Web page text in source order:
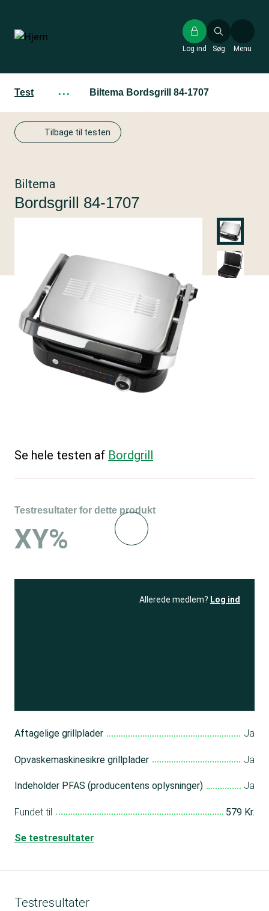
hovedindhold
Søg
Log ind Menu
Test ··· Biltema Bordsgrill 84-1707
Tilbage til testen
Biltema
Bordsgrill 84-1707
Se hele testen af Bordgrill
Testresultater for dette produkt
XY%
Allerede medlem? Log ind
Aftagelige grillplader Ja
Opvaskemaskinesikre grillplader Ja
Indeholder PFAS (producentens oplysninger) Ja
Fundet til 579 Kr.
Se testresultater
Testresultater